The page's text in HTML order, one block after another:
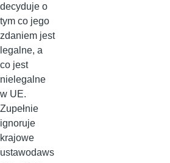
decyduje o
tym co jego
zdaniem jest
legalne, a
co jest
nielegalne
w UE.
Zupełnie
ignoruje
krajowe
ustawodaws